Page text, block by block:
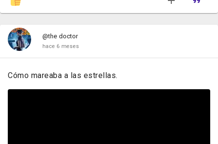
@the doctor
hace 6 meses
Cómo mareaba a las estrellas.